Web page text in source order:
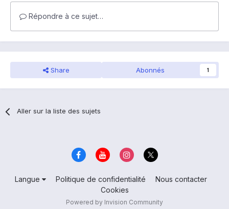
Répondre à ce sujet…
Share Abonnés 1
Aller sur la liste des sujets
Langue Politique de confidentialité
Nous contacter
Cookies
Powered by Invision Community